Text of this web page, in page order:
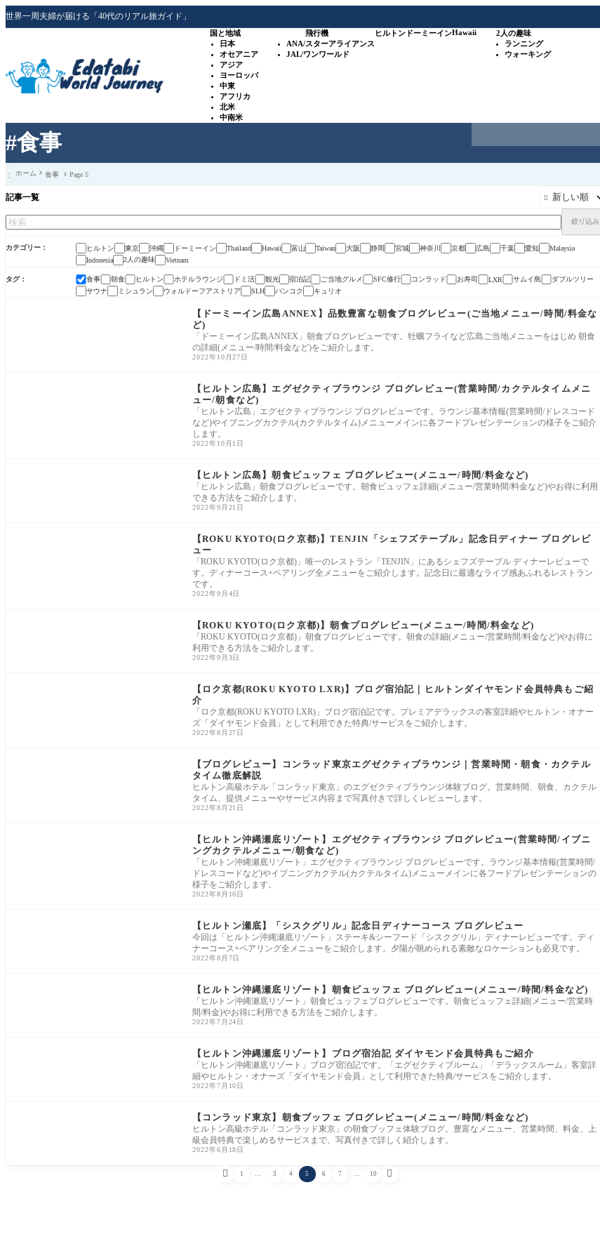
#食事
世界一周夫婦が届ける「40代のリアル旅ガイド」
国と地域
日本
オセアニア
アジア
ヨーロッパ
中東
アフリカ
北米
中南米
飛行機
ANA/スターアライアンス
JAL/ワンワールド
ヒルトン ドーミーインHawaii
2人の趣味
ランニング
ウォーキング
 ホーム 食事 Page 5
記事一覧 
絞り込み
カテゴリー ヒルトン 東京 沖縄 ドーミーイン Thailand Hawaii 富山 Taiwan 大阪 静岡 宮城 神奈川 京都 広島 千葉 愛知
Malaysia
Indonesia
2人の趣味 Vietnam
タグ 食事 朝食 ヒルトン ホテルラウンジ ドミ活 観光 宿泊記 ご当地グルメ SFC修行 コンラッド お寿司 LXR サムイ島
ダブルツリー
サウナ
ミシュラン ウォルドーフアストリア SLH バンコク キュリオ
【ドーミーイン広島ANNEX】品数豊富な朝食ブログレビュー(ご当地メニュー/時間/料金な
ど)
「ドーミーイン広島ANNEX」朝食ブログレビューです。牡蠣フライなど広島ご当地メニューをはじめ 朝食
の詳細(メニュー/時間/料金など)をご紹介します。
2022年10月27日
【ヒルトン広島】エグゼクティブラウンジ ブログレビュー(営業時間/カクテルタイムメニ
ュー/朝食など)
「ヒルトン広島」エグゼクティブラウンジ ブログレビューです。ラウンジ基本情報(営業時間/ドレスコード
など)やイブニングカクテル(カクテルタイム)メニューメインに各フードプレゼンテーションの様子をご紹介
します。
2022年10月1日
【ヒルトン広島】朝食ビュッフェ ブログレビュー(メニュー/時間/料金など)
「ヒルトン広島」朝食ブログレビューです。朝食ビュッフェ詳細(メニュー/営業時間/料金など)やお得に利用
できる方法をご紹介します。
2022年9月21日
【ROKU KYOTO(ロク京都)】TENJIN「シェフズテーブル」記念日ディナー ブログレビ
ュー
「ROKU KYOTO(ロク京都)」唯一のレストラン「TENJIN」にあるシェフズテーブル ディナーレビューで
す。ディナーコース+ペアリング全メニューをご紹介します。記念日に最適なライブ感あふれるレストラン
です。
2022年9月4日
【ROKU KYOTO(ロク京都)】朝食ブログレビュー(メニュー/時間/料金など)
「ROKU KYOTO(ロク京都)」朝食ブログレビューです。朝食の詳細(メニュー/営業時間/料金など)やお得に
利用できる方法をご紹介します。
2022年9月3日
【ロク京都(ROKU KYOTO LXR)】ブログ宿泊記｜ヒルトンダイヤモンド会員特典もご紹
介
「ロク京都(ROKU KYOTO LXR)」ブログ宿泊記です。プレミアデラックスの客室詳細やヒルトン・オナー
ズ「ダイヤモンド会員」として利用できた特典/サービスをご紹介します。
2022年8月27日
【ブログレビュー】コンラッド東京エグゼクティブラウンジ｜営業時間・朝食・カクテル
タイム徹底解説
ヒルトン高級ホテル「コンラッド東京」のエグゼクティブラウンジ体験ブログ。営業時間、朝食、カクテル
タイム、提供メニューやサービス内容まで写真付きで詳しくレビューします。
2022年8月21日
【ヒルトン沖縄瀬底リゾート】エグゼクティブラウンジ ブログレビュー(営業時間/イブニ
ングカクテルメニュー/朝食など)
「ヒルトン沖縄瀬底リゾート」エグゼクティブラウンジ ブログレビューです。ラウンジ基本情報(営業時間/
ドレスコードなど)やイブニングカクテル(カクテルタイム)メニューメインに各フードプレゼンテーションの
様子をご紹介します。
2022年8月10日
【ヒルトン瀬底】「シスクグリル」記念日ディナーコース ブログレビュー
今回は「ヒルトン沖縄瀬底リゾート」ステーキ&シーフード「シスクグリル」ディナーレビューです。ディ
ナーコース+ペアリング全メニューをご紹介します。夕陽が眺められる素敵なロケーションも必見です。
2022年8月7日
【ヒルトン沖縄瀬底リゾート】朝食ビュッフェ ブログレビュー(メニュー/時間/料金など)
「ヒルトン沖縄瀬底リゾート」朝食ビュッフェブログレビューです。朝食ビュッフェ詳細(メニュー/営業時
間/料金)やお得に利用できる方法をご紹介します。
2022年7月24日
【ヒルトン沖縄瀬底リゾート】ブログ宿泊記 ダイヤモンド会員特典もご紹介
「ヒルトン沖縄瀬底リゾート」ブログ宿泊記です。「エグゼクティブルーム」「デラックスルーム」客室詳
細やヒルトン・オナーズ「ダイヤモンド会員」として利用できた特典/サービスをご紹介します。
2022年7月10日
【コンラッド東京】朝食ブッフェ ブログレビュー(メニュー/時間/料金など)
ヒルトン高級ホテル「コンラッド東京」の朝食ブッフェ体験ブログ。豊富なメニュー、営業時間、料金、上
級会員特典で楽しめるサービスまで、写真付きで詳しく紹介します。
2022年6月18日
 1 … 3 4 5 6 7 … 10 